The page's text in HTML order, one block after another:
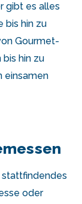
gibt es alles
bis hin zu
Gourmet-
hin zu
einsamen
stattfindendes
oder